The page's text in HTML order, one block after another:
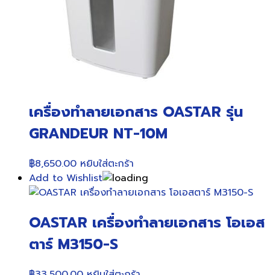
เครื่องทำลายเอกสาร OASTAR รุ่น
GRANDEUR NT-10M
฿8,650.00 หยิบใส่ตะกร้า
Add to Wishlist
OASTAR เครื่องทำลายเอกสาร โอเอส
ตาร์ M3150-S